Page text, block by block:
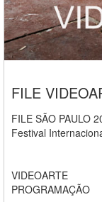
FILE
FILE SÃO PAULO
Festival
VIDEOARTE
PROGRAMAÇÃO